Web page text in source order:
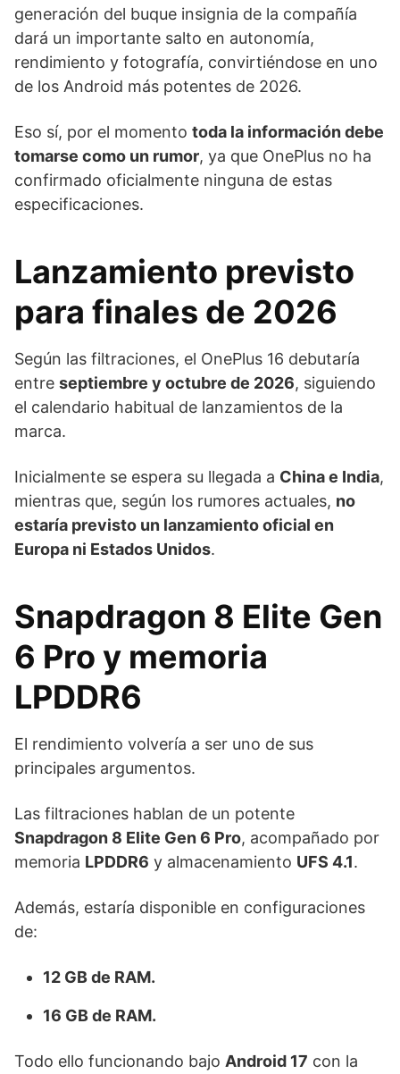
generación del buque insignia de la compañía
dará un importante salto en autonomía,
rendimiento y fotografía, convirtiéndose en uno
de los Android más potentes de 2026.
Eso sí, por el momento toda la información debe
tomarse como un rumor, ya que OnePlus no ha
confirmado oficialmente ninguna de estas
especificaciones.
Lanzamiento previsto
para finales de 2026
Según las filtraciones, el OnePlus 16 debutaría
entre septiembre y octubre de 2026, siguiendo
el calendario habitual de lanzamientos de la
marca.
Inicialmente se espera su llegada a China e India,
mientras que, según los rumores actuales, no
estaría previsto un lanzamiento oficial en
Europa ni Estados Unidos.
Snapdragon 8 Elite Gen
6 Pro y memoria
LPDDR6
El rendimiento volvería a ser uno de sus
principales argumentos.
Las filtraciones hablan de un potente
Snapdragon 8 Elite Gen 6 Pro, acompañado por
memoria LPDDR6 y almacenamiento UFS 4.1.
Además, estaría disponible en configuraciones
de:
12 GB de RAM.
16 GB de RAM.
Todo ello funcionando bajo Android 17 con la